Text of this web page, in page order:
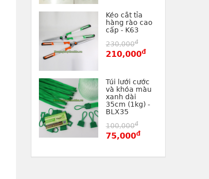
Kéo cắt tỉa
hàng rào cao
cấp - K63
230,000đ
210,000đ
Túi lưới cước
và khóa màu
xanh dài
35cm (1kg) -
BLX35
100,000đ
75,000đ